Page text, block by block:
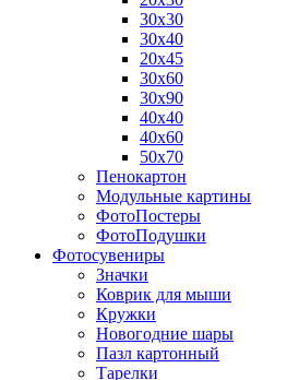
30х30
30х40
20х45
30х60
30х90
40х40
40х60
50х70
Пенокартон
Модульные картины
ФотоПостеры
ФотоПодушки
Фотоcувениры
Значки
Коврик для мыши
Кружки
Новогодние шары
Пазл картонный
Тарелки